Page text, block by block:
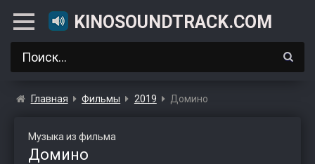
KINOSOUNDTRACK.COM
Главная Фильмы 2019 Домино
Музыка из фильма
Домино